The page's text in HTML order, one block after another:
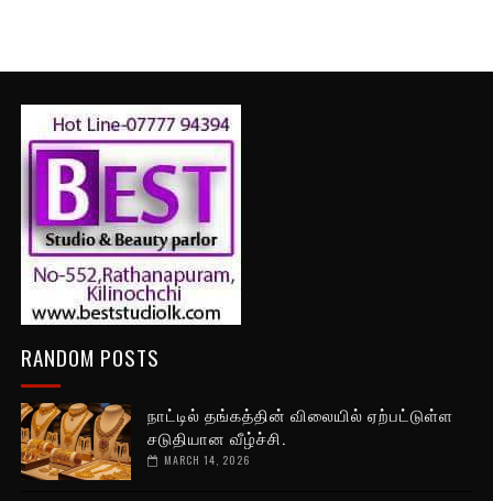
RANDOM POSTS
நாட்டில் தங்கத்தின் விலையில் ஏற்பட்டுள்ள
சடுதியான வீழ்ச்சி.
MARCH 14, 2026